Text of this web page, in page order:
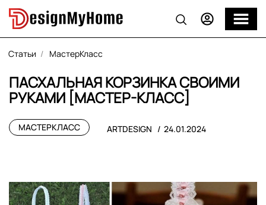
Статьи МастерКласс
ПАСХАЛЬНАЯ КОРЗИНКА СВОИМИ
РУКАМИ [МАСТЕР-КЛАСС]
МАСТЕРКЛАСС ARTDESIGN 24.01.2024